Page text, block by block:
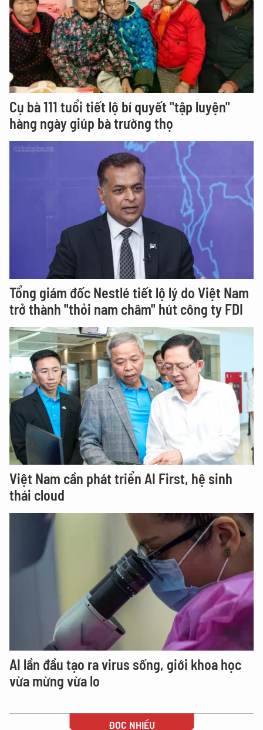
Cụ bà 111 tuổi tiết lộ bí quyết "tập luyện"
hàng ngày giúp bà trường thọ
Tổng giám đốc Nestlé tiết lộ lý do Việt Nam
trở thành "thỏi nam châm" hút công ty FDI
Việt Nam cần phát triển AI First, hệ sinh
thái cloud
AI lần đầu tạo ra virus sống, giới khoa học
vừa mừng vừa lo
ĐỌC NHIỀU